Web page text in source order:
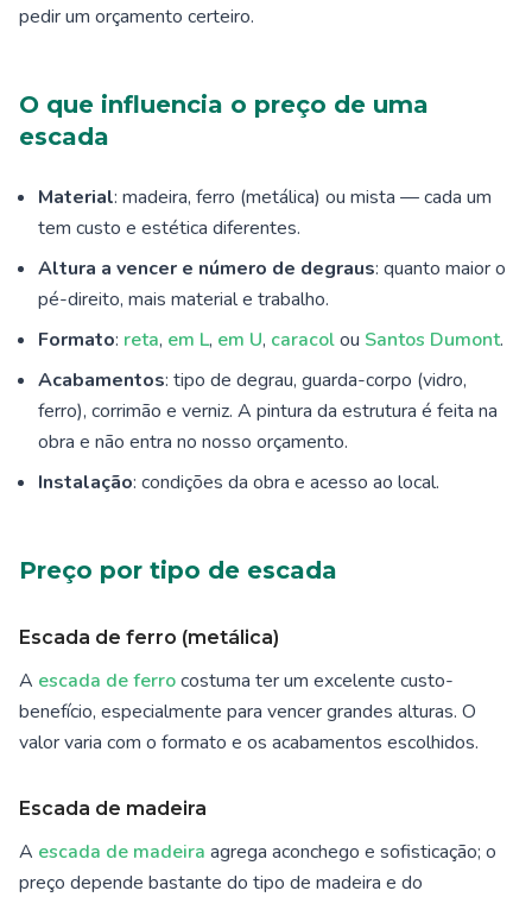
pedir um orçamento certeiro.
O que influencia o preço de uma
escada
Material: madeira, ferro (metálica) ou mista — cada um
tem custo e estética diferentes.
Altura a vencer e número de degraus: quanto maior o
pé-direito, mais material e trabalho.
Formato: reta, em L, em U, caracolou Santos Dumont.
Acabamentos: tipo de degrau, guarda-corpo (vidro,
ferro), corrimão e verniz. A pintura da estrutura é feita na
obra e não entra no nosso orçamento.
Instalação: condições da obra e acesso ao local.
Preço por tipo de escada
Escada de ferro (metálica)
A escada de ferrocostuma ter um excelente custo-
benefício, especialmente para vencer grandes alturas. O
valor varia com o formato e os acabamentos escolhidos.
Escada de madeira
A escada de madeira agrega aconchego e sofisticação; o
preço depende bastante do tipo de madeira e do